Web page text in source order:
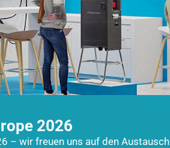
2026
– wir freuen uns auf den Austausch